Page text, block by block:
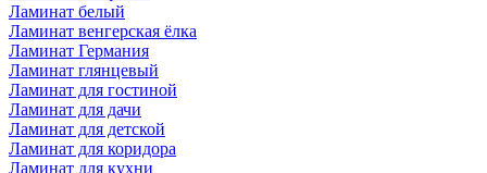
Ламинат белый
Ламинат венгерская ёлка
Ламинат Германия
Ламинат глянцевый
Ламинат для гостиной
Ламинат для дачи
Ламинат для детской
Ламинат для коридора
Ламинат для кухни